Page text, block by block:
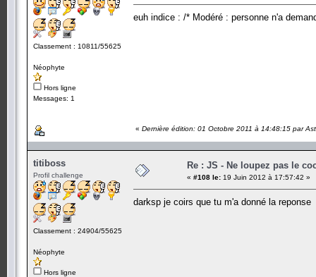
Classement : 10811/55625
Néophyte
Hors ligne
Messages: 1
euh indice : /* Modéré : personne n'a
« Dernière édition: 01 Octobre 2011 à 14:48:15 par
titiboss
Profil challenge
Classement : 24904/55625
Néophyte
Hors ligne
Re : JS - Ne loupez pas le
« #108 le: 19 Juin 2012 à 17:57:42 »
darksp je coirs que tu m'a donné la reponse